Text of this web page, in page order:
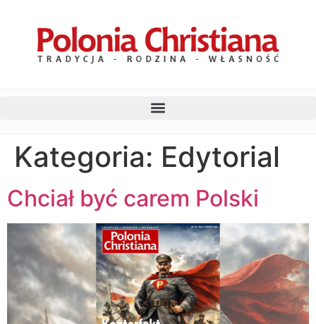
Kategoria: Edytorial
Chciał być carem Polski